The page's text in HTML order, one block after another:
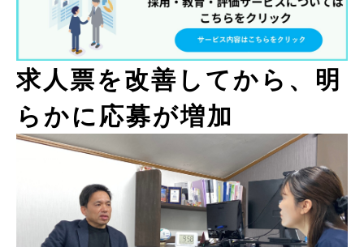
求人票を改善してから、明
らかに応募が増加